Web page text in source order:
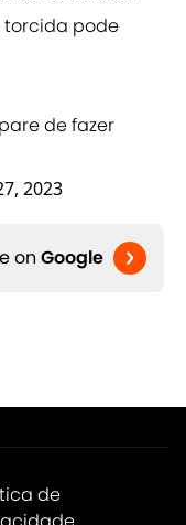
torcida pode
de fazer
2023
on Google
de